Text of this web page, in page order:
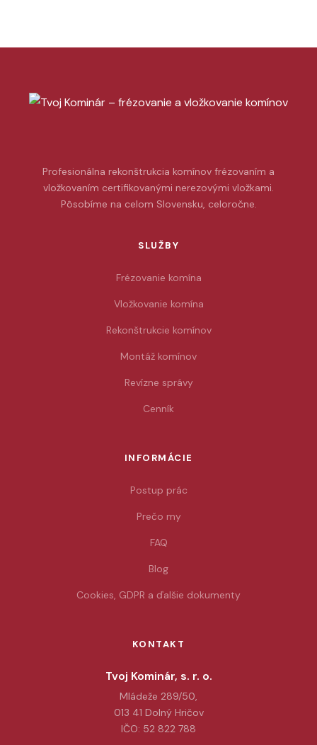
Profesionálna rekonštrukcia komínov frézovaním a
vložkovaním certifikovanými nerezovými vložkami.
Pôsobíme na celom Slovensku, celoročne.
SLUŽBY
Frézovanie komína
Vložkovanie komína
Rekonštrukcie komínov
Montáž komínov
Revízne správy
Cenník
INFORMÁCIE
Postup prác
Prečo my
FAQ
Blog
Cookies, GDPR a ďalšie dokumenty
KONTAKT
Tvoj Kominár, s. r. o.
Mládeže 289/50,
013 41 Dolný Hričov
IČO: 52 822 788